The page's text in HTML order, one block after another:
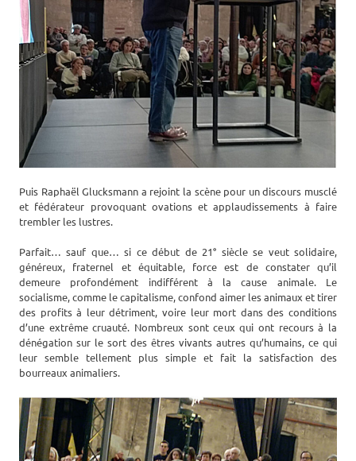
Puis Raphaël Glucksmann a rejoint la scène pour un discours musclé
et fédérateur provoquant ovations et applaudissements à faire
trembler les lustres.
Parfait… sauf que… si ce début de 21° siècle se veut solidaire,
généreux, fraternel et équitable, force est de constater qu’il
demeure profondément indifférent à la cause animale. Le
socialisme, comme le capitalisme, confond aimer les animaux et tirer
des profits à leur détriment, voire leur mort dans des conditions
d’une extrême cruauté. Nombreux sont ceux qui ont recours à la
dénégation sur le sort des êtres vivants autres qu’humains, ce qui
leur semble tellement plus simple et fait la satisfaction des
bourreaux animaliers.